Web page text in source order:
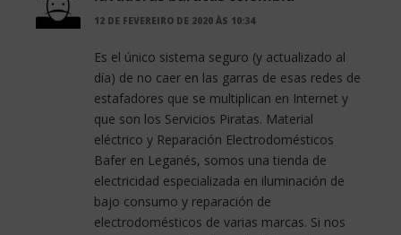
12 DE FEVEREIRO DE 2020 ÀS 10:34
Es el único sistema seguro (y actualizado al
día) de no caer en las garras de esas redes de
estafadores que se multiplican en Internet y
que son los Servicios Piratas. Material
eléctrico y Reparación Electrodomésticos
Bafer en Leganés, somos una tienda de
electricidad especializada en iluminación de
bajo consumo y reparación de
electrodomésticos de varias marcas. Si nos